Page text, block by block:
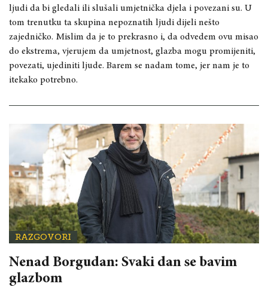
ljudi da bi gledali ili slušali umjetnička djela i povezani su. U
tom trenutku ta skupina nepoznatih ljudi dijeli nešto
zajedničko. Mislim da je to prekrasno i, da odvedem ovu misao
do ekstrema, vjerujem da umjetnost, glazba mogu promijeniti,
povezati, ujediniti ljude. Barem se nadam tome, jer nam je to
itekako potrebno.
RAZGOVORI
Nenad Borgudan: Svaki dan se bavim
glazbom